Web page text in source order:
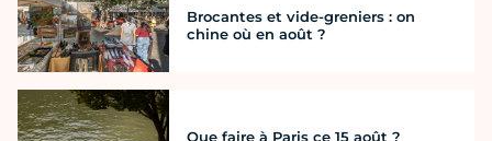
Brocantes et vide-greniers : on
chine où en août ?
Que faire à Paris ce 15 août ?